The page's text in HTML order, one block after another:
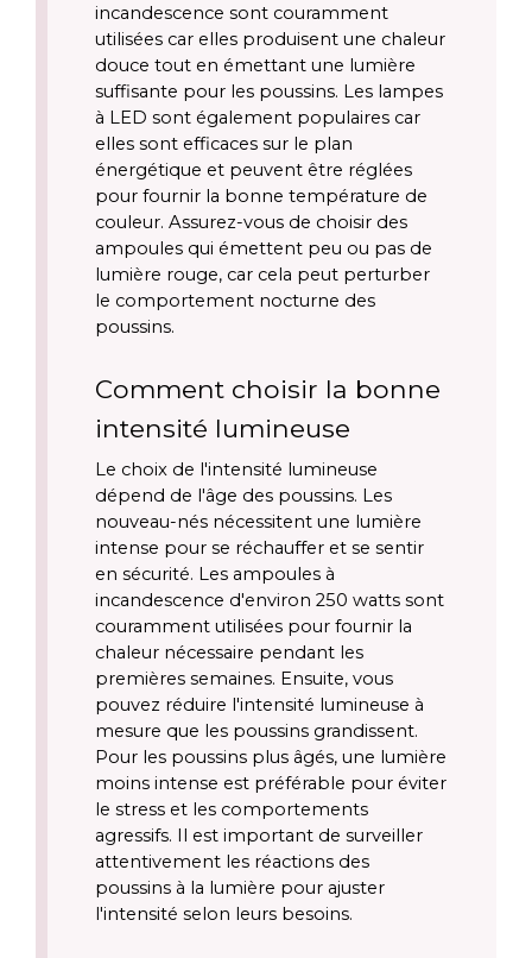
incandescence sont couramment
utilisées car elles produisent une chaleur
douce tout en émettant une lumière
suffisante pour les poussins. Les lampes
à LED sont également populaires car
elles sont efficaces sur le plan
énergétique et peuvent être réglées
pour fournir la bonne température de
couleur. Assurez-vous de choisir des
ampoules qui émettent peu ou pas de
lumière rouge, car cela peut perturber
le comportement nocturne des
poussins.
Comment choisir la bonne
intensité lumineuse
Le choix de l'intensité lumineuse
dépend de l'âge des poussins. Les
nouveau-nés nécessitent une lumière
intense pour se réchauffer et se sentir
en sécurité. Les ampoules à
incandescence d'environ 250 watts sont
couramment utilisées pour fournir la
chaleur nécessaire pendant les
premières semaines. Ensuite, vous
pouvez réduire l'intensité lumineuse à
mesure que les poussins grandissent.
Pour les poussins plus âgés, une lumière
moins intense est préférable pour éviter
le stress et les comportements
agressifs. Il est important de surveiller
attentivement les réactions des
poussins à la lumière pour ajuster
l'intensité selon leurs besoins.